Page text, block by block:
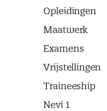
Opleidingen
Maatwerk
Examens
Vrijstellingen
Traineeship
Nevi 1